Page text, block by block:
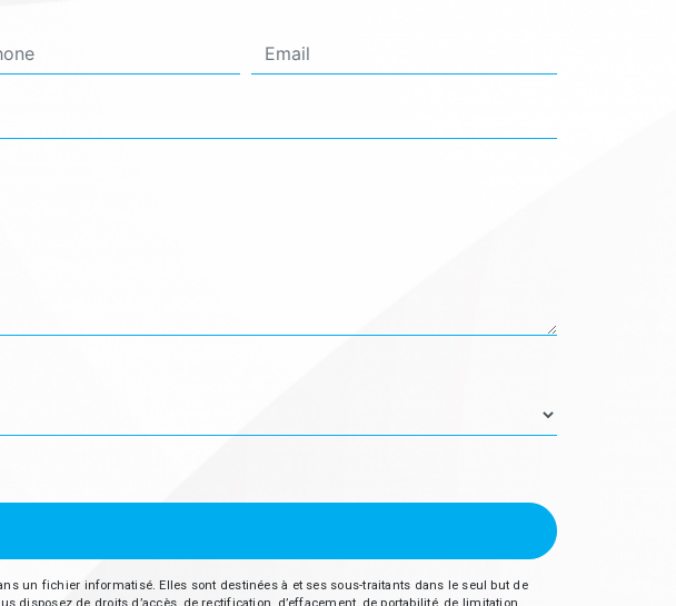
un fichier informatisé. Elles sont destinées à et ses sous-traitants dans le seul but de